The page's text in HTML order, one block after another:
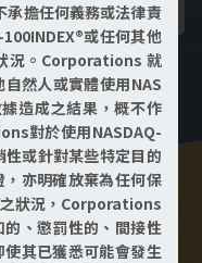
承擔任何義務或法律責
或任何其他
況。Corporations 就
然人或實體使用NAS
造成之結果，概不作
對於使用NASDAQ-
或針對某些特定目的
亦明確放棄為任何保
之狀況，Corporations
、懲罰性的、間接性
其已獲悉可能會發生